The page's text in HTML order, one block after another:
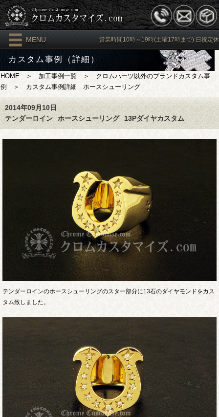
MENU 営業時間10時～19時(土曜17時まで) 日祝定休
カスタム事例（詳細）
HOME ＞ 加工事例一覧 ＞ クロムハーツ以外のブランドカスタム事
例
＞ カスタム事例詳細 ホースシューリング
2014年09月10日
テンダーロイン
ホースシューリング 13Pダイヤカスタム
テンダーロインのホースシューリングのスター部分に13石のダイヤモンドをカス
タム致しました。